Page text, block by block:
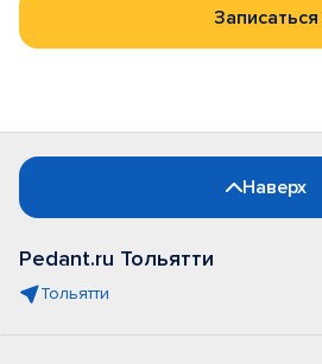
Записаться
Наверх
Pedant.ru Тольятти
Тольятти